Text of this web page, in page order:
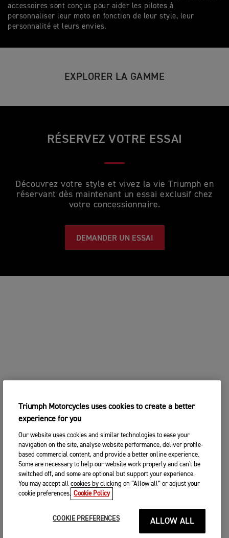
accessoires sont conçus pour aider les pilotes à
personnaliser leur moto en fonction de leur style, leur
personnalité et leurs envies.
EXPLORER LA GAMME
RÉSERVEZ VOTRE ESSAI
Découvrez votre style et vivez la vie Triumph en
réservant dès maintenant un essai exclusif chez
votre concessionnaire.
DEMANDER UN ESSAI
Triumph Motorcycles uses cookies to create a better
experience for you
Our website uses cookies and similar technologies to ease your
navigation on the site, analyse website performance, deliver profile-
based commercial content, and provide a better online experience.
Some are necessary to help our website work properly and can't be
switched off, and some are optional but support your experience.
You may accept all cookies by clicking on “Allow all” or adjust your
cookie preferences. Cookie Policy
COOKIE PREFERENCES ALLOW ALL